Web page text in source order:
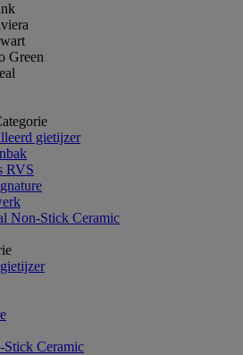
Green
gietijzer
RVS
Non-Stick Ceramic
Stick Ceramic